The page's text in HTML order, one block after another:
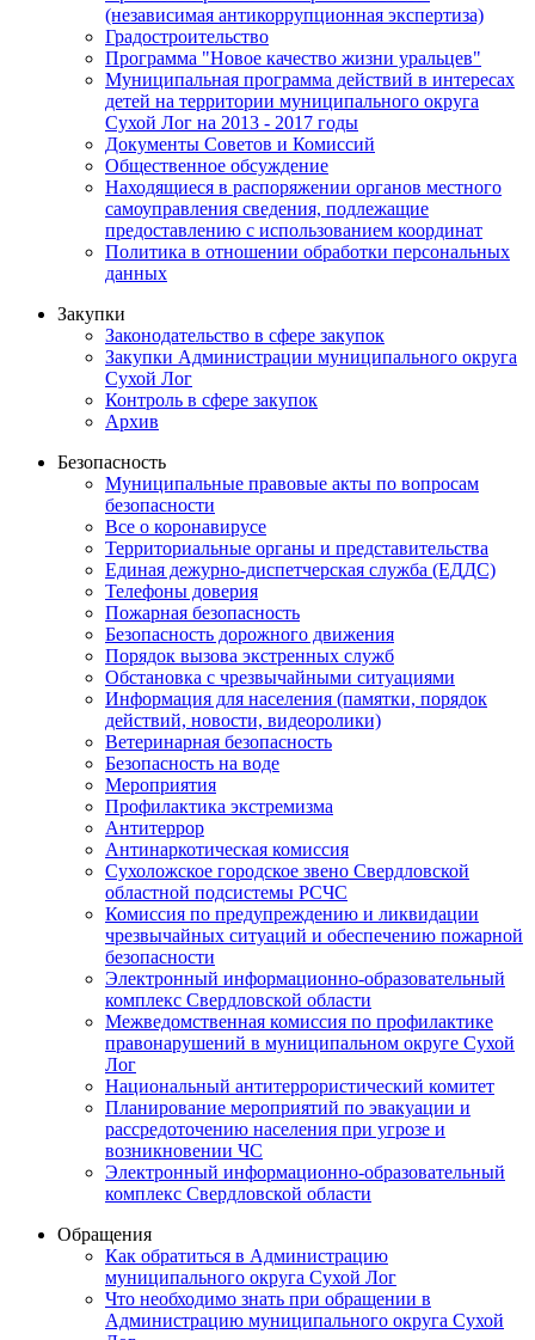
(независимая антикоррупционная экспертиза)
Градостроительство
Программа "Новое качество жизни уральцев"
Муниципальная программа действий в интересах
детей на территории муниципального округа
Сухой Лог на 2013 - 2017 годы
Документы Советов и Комиссий
Общественное обсуждение
Находящиеся в распоряжении органов местного
самоуправления сведения, подлежащие
предоставлению с использованием координат
Политика в отношении обработки персональных
данных
Закупки
Законодательство в сфере закупок
Закупки Администрации муниципального округа
Сухой Лог
Контроль в сфере закупок
Архив
Безопасность
Муниципальные правовые акты по вопросам
безопасности
Все о коронавирусе
Территориальные органы и представительства
Единая дежурно-диспетчерская служба (ЕДДС)
Телефоны доверия
Пожарная безопасность
Безопасность дорожного движения
Порядок вызова экстренных служб
Обстановка с чрезвычайными ситуациями
Информация для населения (памятки, порядок
действий, новости, видеоролики)
Ветеринарная безопасность
Безопасность на воде
Мероприятия
Профилактика экстремизма
Антитеррор
Антинаркотическая комиссия
Сухоложское городское звено Свердловской
областной подсистемы РСЧС
Комиссия по предупреждению и ликвидации
чрезвычайных ситуаций и обеспечению пожарной
безопасности
Электронный информационно-образовательный
комплекс Cвердловской области
Межведомственная комиссия по профилактике
правонарушений в муниципальном округе Сухой
Лог
Национальный антитеррористический комитет
Планирование мероприятий по эвакуации и
рассредоточению населения при угрозе и
возникновении ЧС
Электронный информационно-образовательный
комплекс Свердловской области
Обращения
Как обратиться в Администрацию
муниципального округа Сухой Лог
Что необходимо знать при обращении в
Администрацию муниципального округа Сухой